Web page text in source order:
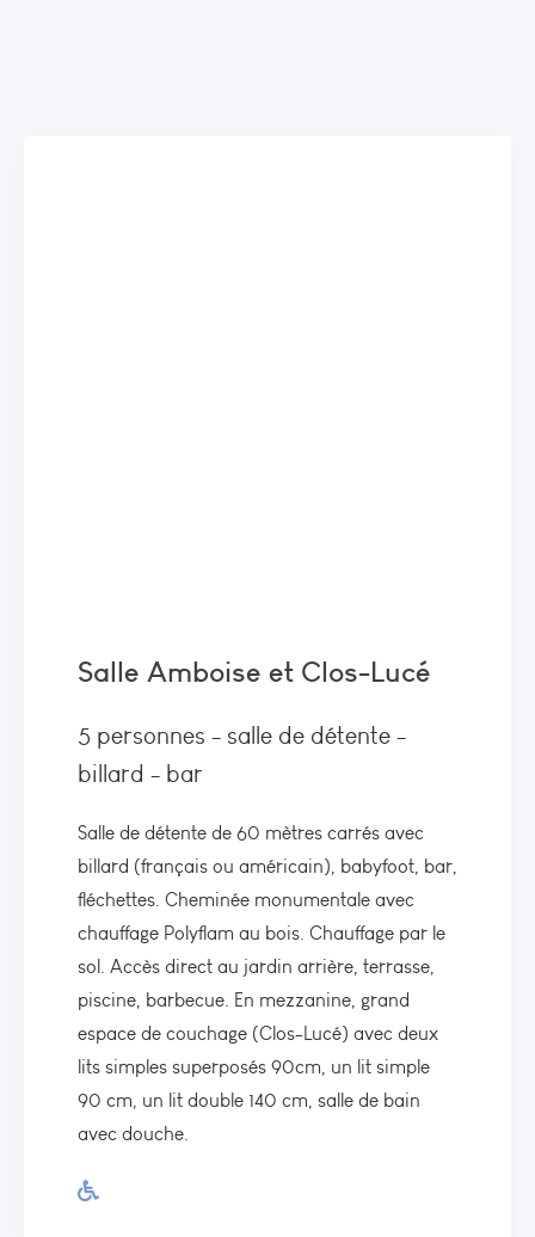
Salle Amboise et Clos-Lucé
5 personnes - salle de détente -
billard - bar
Salle de détente de 60 mètres carrés avec
billard (français ou américain), babyfoot, bar,
fléchettes. Cheminée monumentale avec
chauffage Polyflam au bois. Chauffage par le
sol. Accès direct au jardin arrière, terrasse,
piscine, barbecue. En mezzanine, grand
espace de couchage (Clos-Lucé) avec deux
lits simples superposés 90cm, un lit simple
90 cm, un lit double 140 cm, salle de bain
avec douche.